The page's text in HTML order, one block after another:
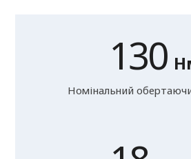
130
Номінальний